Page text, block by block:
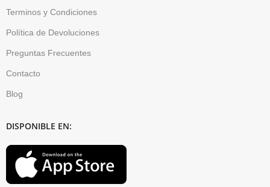
Terminos y Condiciones
Política de Devoluciones
Preguntas Frecuentes
Contacto
Blog
DISPONIBLE EN: